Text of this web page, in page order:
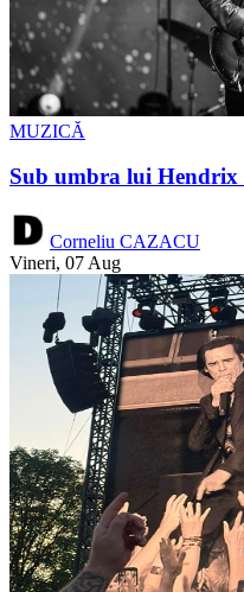
MUZICĂ
Sub umbra lui Hendrix
Corneliu CAZACU
Vineri, 07 Aug